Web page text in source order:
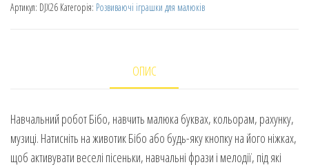
Артикул: DJX26 Категорія: Розвиваючі іграшки для малюків
ОПИС
Навчальний робот Бібо, навчить малюка буквах, кольорам, рахунку,
музиці. Натисніть на животик Бібо або будь-яку кнопку на його ніжках,
щоб активувати веселі пісеньки, навчальні фрази і мелодії, під які